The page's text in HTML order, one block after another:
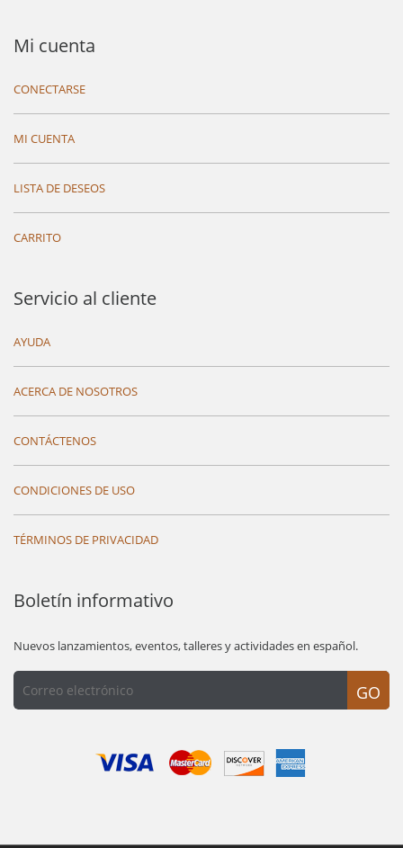
Mi cuenta
CONECTARSE
MI CUENTA
LISTA DE DESEOS
CARRITO
Servicio al cliente
AYUDA
ACERCA DE NOSOTROS
CONTÁCTENOS
CONDICIONES DE USO
TÉRMINOS DE PRIVACIDAD
Boletín informativo
Nuevos lanzamientos, eventos, talleres y actividades en español.
GO